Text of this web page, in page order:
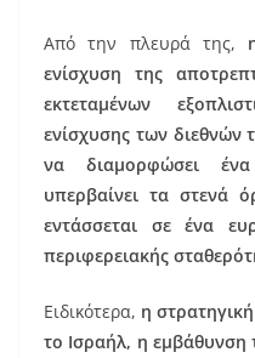
Από την πλευρά της,
ενίσχυση της
εκτεταμένων
ενίσχυσης των διεθνών
να διαμορφώσει
υπερβαίνει τα στενά
εντάσσεται σε ένα
περιφερειακής
Ειδικότερα, η
το Ισραήλ, η εμβάθυνση